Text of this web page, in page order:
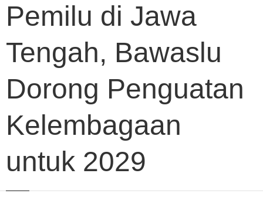
Pemilu di Jawa
Tengah, Bawaslu
Dorong Penguatan
Kelembagaan
untuk 2029